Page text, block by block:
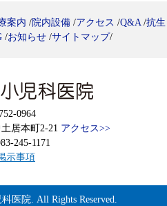
案内 /院内設備/アクセス /Q&A/抗生
/お知らせ /サイトマップ/
0964
居本町2-21 アクセス>>
245-1171
示事項
医院. All Rights Reserved.